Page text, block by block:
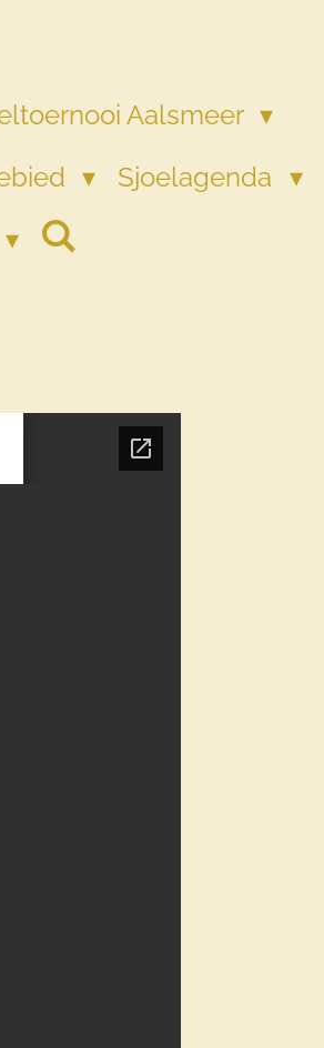
Aalsmeer
Sjoelagenda